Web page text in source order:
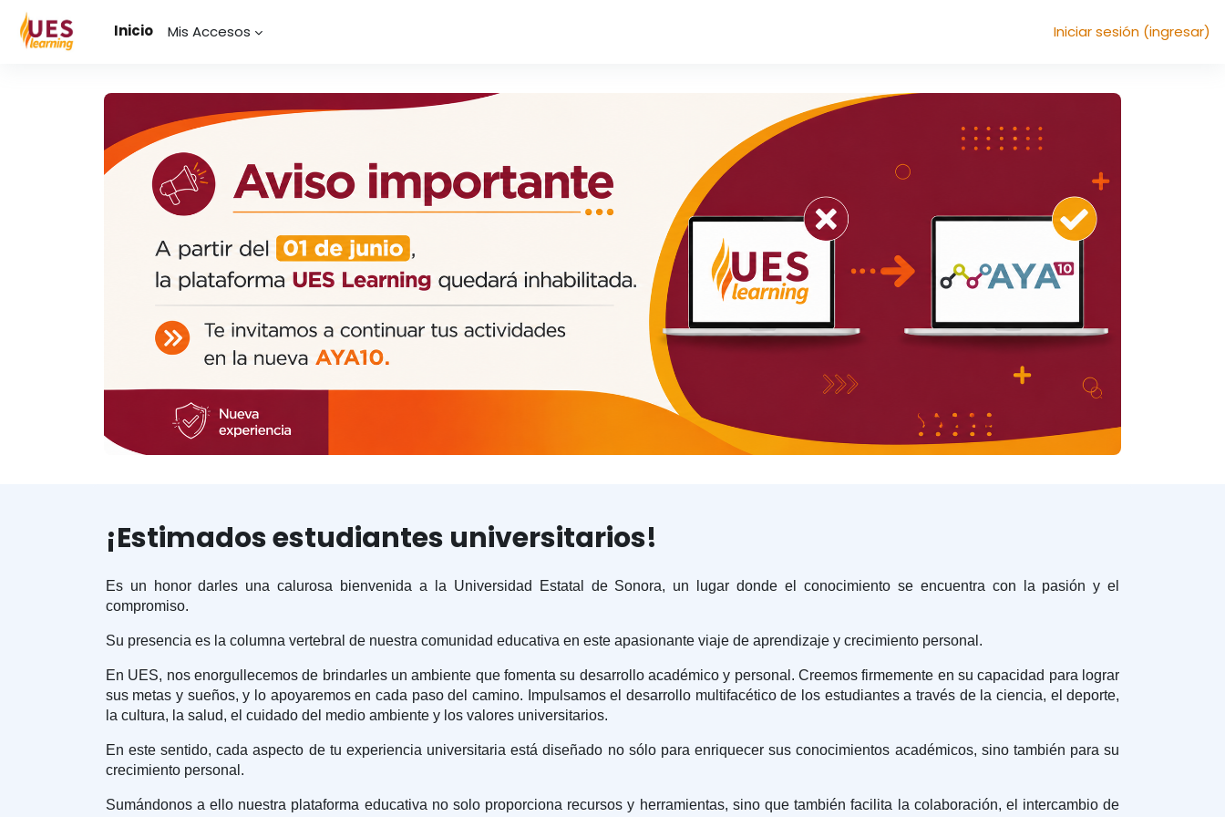
Saltar al contenido principal
Inicio
Mis Accesos Iniciar sesión (ingresar)
¡Estimados estudiantes universitarios!
Es un honor darles una calurosa bienvenida a la Universidad Estatal de Sonora, un lugar donde el conocimiento se encuentra con la pasión y el
compromiso.
Su presencia es la columna vertebral de nuestra comunidad educativa en este apasionante viaje de aprendizaje y crecimiento personal.
En UES, nos enorgullecemos de brindarles un ambiente que fomenta su desarrollo académico y personal. Creemos firmemente en su capacidad para lograr
sus metas y sueños, y lo apoyaremos en cada paso del camino. Impulsamos el desarrollo multifacético de los estudiantes a través de la ciencia, el deporte,
la cultura, la salud, el cuidado del medio ambiente y los valores universitarios.
En este sentido, cada aspecto de tu experiencia universitaria está diseñado no sólo para enriquecer sus conocimientos académicos, sino también para su
crecimiento personal.
Sumándonos a ello nuestra plataforma educativa no solo proporciona recursos y herramientas, sino que también facilita la colaboración, el intercambio de